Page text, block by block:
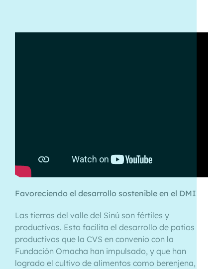
Favoreciendo el desarrollo sostenible en el DMI
Las tierras del valle del Sinú son fértiles y
productivas. Esto facilita el desarrollo de patios
productivos que la CVS en convenio con la
Fundación Omacha han impulsado, y que han
logrado el cultivo de alimentos como berenjena,